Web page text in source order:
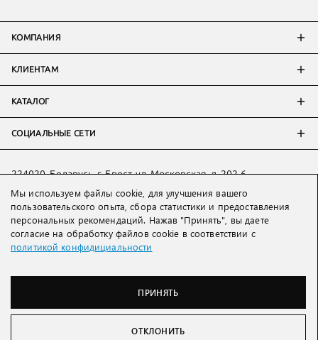
КОМПАНИЯ
КЛИЕНТАМ
КАТАЛОГ
СОЦИАЛЬНЫЕ СЕТИ
214018 Россия, г. Смоленск, пр-т. Гагарина, д. 19
224020, Беларусь, г. Брест, ул. Московская, д. 202-6
Тел:+7 993 398 36 60(WhatsApp
Тел:+375 29 205 80 10( WhatsApp,Viber)
Email:ved@lakbi.com
Мы используем файлы cookie, для улучшения вашего
пользовательского опыта, сбора статистики и предоставления
персональных рекомендаций. Нажав "Принять", вы даете
согласие на обработку файлов cookie в соответствии с
политикой конфидициальности
ПРИНЯТЬ
ОТКЛОНИТЬ